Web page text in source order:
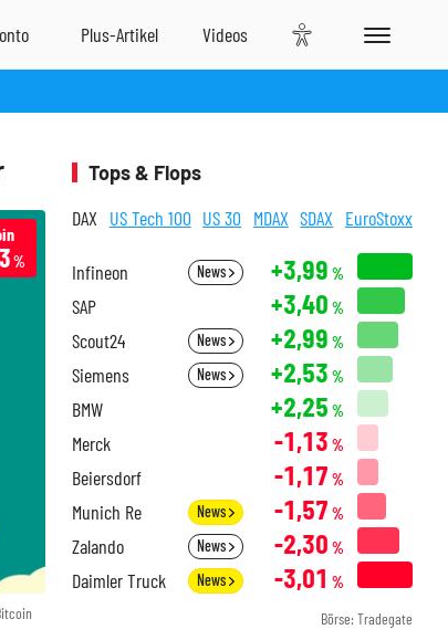
%
Tops & Flops
DAX US Tech 100 US 30 MDAX SDAX EuroStoxx
Infineon News +3,99 %
SAP +3,40 %
Scout24 News +2,99 %
Siemens News +2,53 %
BMW +2,25 %
Merck -1,13 %
Beiersdorf -1,17 %
Munich Re News -1,57 %
Zalando News -2,30 %
Daimler Truck News -3,01 %
Börse: Tradegate